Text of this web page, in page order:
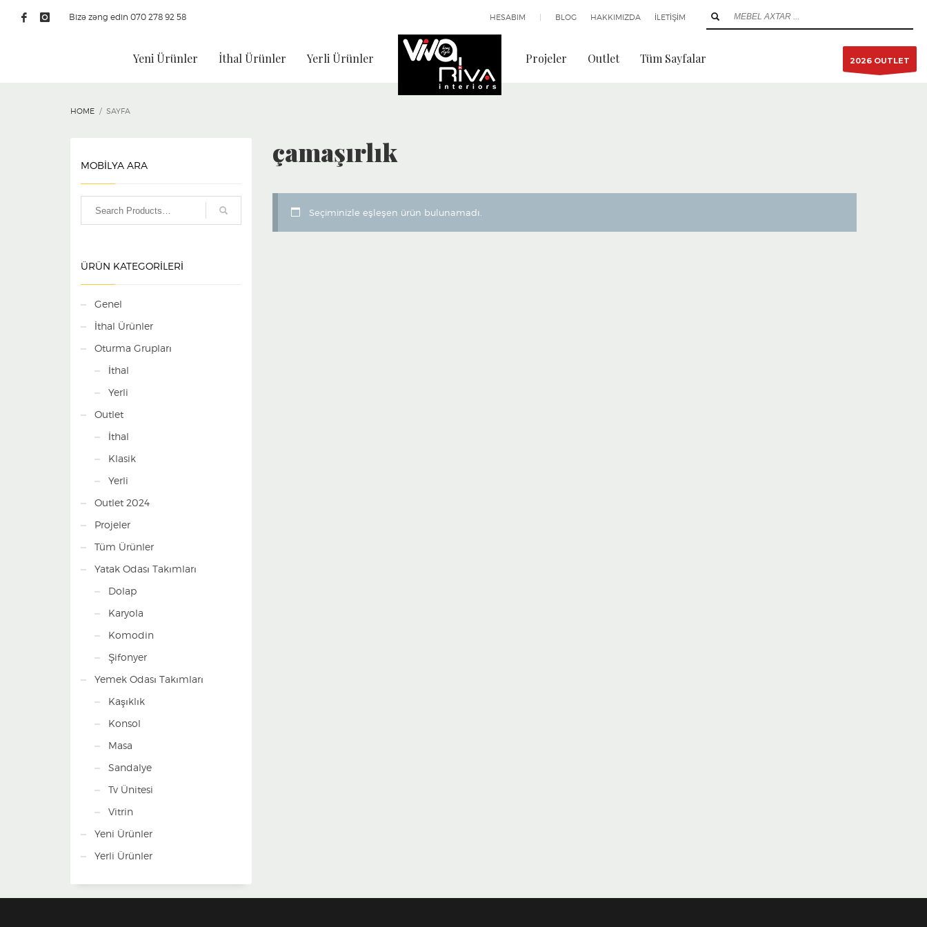
Bizə zəng edin 070 278 92 58 HESABIM BLOG HAKKIMIZDA İLETİŞİM
Yeni Ürünler İthal Ürünler Yerli Ürünler Projeler Outlet Tüm Sayfalar 2026 OUTLET
HOME SAYFA
çamaşırlık
Seçiminizle eşleşen ürün bulunamadı.
MOBİLYA ARA
ÜRÜN KATEGORILERI
Genel
İthal Ürünler
Oturma Grupları
İthal
Yerli
Outlet
İthal
Klasik
Yerli
Outlet 2024
Projeler
Tüm Ürünler
Yatak Odası Takımları
Dolap
Karyola
Komodin
Şifonyer
Yemek Odası Takımları
Kaşıklık
Konsol
Masa
Sandalye
Tv Ünitesi
Vitrin
Yeni Ürünler
Yerli Ürünler